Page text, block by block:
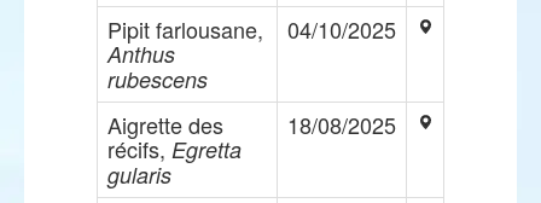
Pipit farlousane,
Anthus
rubescens
04/10/2025
Aigrette des
récifs, Egretta
gularis
18/08/2025